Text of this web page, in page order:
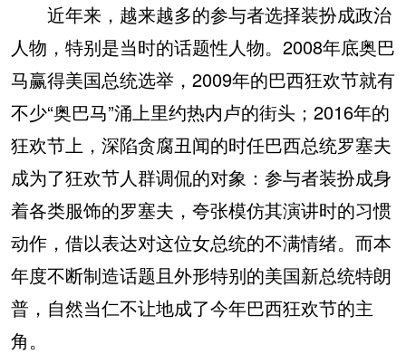
近年来，越来越多的参与者选择装扮成政治
人物，特别是当时的话题性人物。2008年底奥巴
马赢得美国总统选举，2009年的巴西狂欢节就有
不少“奥巴马”涌上里约热内卢的街头；2016年的
狂欢节上，深陷贪腐丑闻的时任巴西总统罗塞夫
成为了狂欢节人群调侃的对象：参与者装扮成身
着各类服饰的罗塞夫，夸张模仿其演讲时的习惯
动作，借以表达对这位女总统的不满情绪。而本
年度不断制造话题且外形特别的美国新总统特朗
普，自然当仁不让地成了今年巴西狂欢节的主
角。